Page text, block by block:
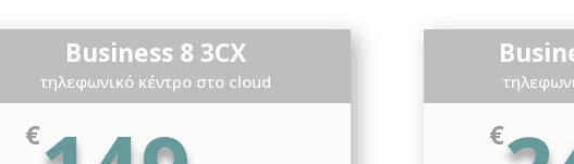
Business 8 3CX
τηλεφωνικό κέντρο στο cloud
€ €